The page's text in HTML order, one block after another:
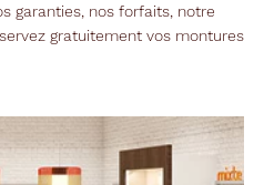
garanties, nos forfaits, notre
gratuitement vos montures